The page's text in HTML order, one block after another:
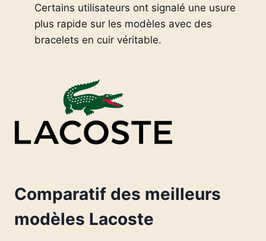
Certains utilisateurs ont signalé une usure
plus rapide sur les modèles avec des
bracelets en cuir véritable.
Comparatif des meilleurs
modèles Lacoste